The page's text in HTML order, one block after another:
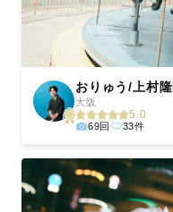
おりゅう/上村
大阪
5.0
69回 33件